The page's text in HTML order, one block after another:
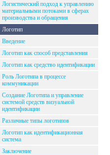
Логистический подход к управлению
материальными потоками в сферах
производства и обращения
Логотип
Введение
Логотип как способ представления
Логотип как средство идентификации
Роль Логотипа в процессе
коммуникации
Создание Логотипа и управление
системой средств визуальной
идентификации
Различные типы логотипов
Логотип как идентификационная
система
Заключение